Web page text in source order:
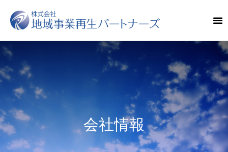
会社情報